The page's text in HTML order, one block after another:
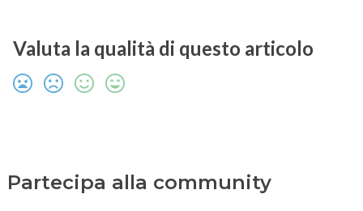
Valuta la qualità di questo articolo
Partecipa alla community